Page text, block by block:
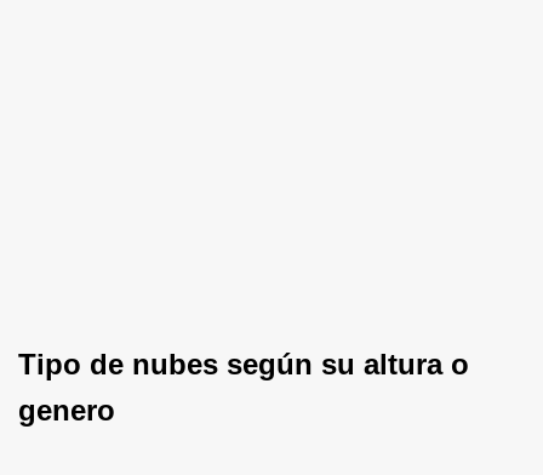
Tipo de nubes según su altura o
genero